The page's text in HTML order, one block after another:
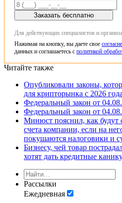
Заказать бесплатно
Для действующих специалистов и
Нажимая на кнопку, вы даете свое согласие
данных и соглашаетесь с политикой
Читайте также
Опубликовали законы,
для крипторынка с 2026 года
Федеральный закон от
Федеральный закон от
Минюст пояснил, как будут
счета компании, если на
покушаются налоговики и
Бизнесу, чей товар
хотят дать кредитные
Рассылки
Ежедневная